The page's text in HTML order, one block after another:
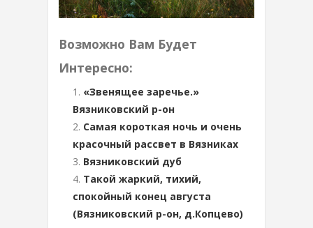
Возможно Вам Будет
Интересно:
«Звенящее заречье.»
Вязниковский р-он
Самая короткая ночь и очень
красочный рассвет в Вязниках
Вязниковский дуб
Такой жаркий, тихий,
спокойный конец августа
(Вязниковский р-он, д.Копцево)